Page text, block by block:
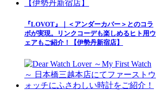
『LOVOT』｜＜アンダーカバー＞とのコラ
ボが実現。リンクコーデも楽しめるヒト用ウ
ェアもご紹介！【伊勢丹新宿店】